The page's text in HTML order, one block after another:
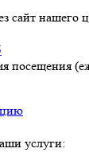
сайт нашего
посещения
услуги: